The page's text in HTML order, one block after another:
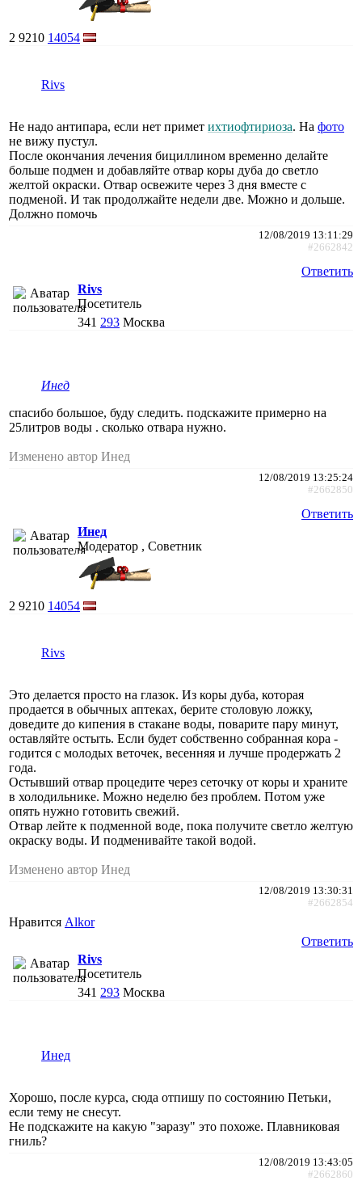
2 9210 14054
Rivs
Не надо антипара, если нет примет ихтиофтириоза. На фото
не вижу пустул.
После окончания лечения бициллином временно делайте
больше подмен и добавляйте отвар коры дуба до светло
желтой окраски. Отвар освежите через 3 дня вместе с
подменой. И так продолжайте недели две. Можно и дольше.
Должно помочь
12/08/2019 13:11:29
#2662842
Ответить
Rivs
Посетитель
341 293 Москва
Инед
спасибо большое, буду следить. подскажите примерно на
25литров воды . сколько отвара нужно.
Изменено автор Инед
12/08/2019 13:25:24
#2662850
Ответить
Инед
Модератор , Советник
2 9210 14054
Rivs
Это делается просто на глазок. Из коры дуба, которая
продается в обычных аптеках, берите столовую ложку,
доведите до кипения в стакане воды, поварите пару минут,
оставляйте остыть. Если будет собственно собранная кора -
годится с молодых веточек, весенняя и лучше продержать 2
года.
Остывший отвар процедите через сеточку от коры и храните
в холодильнике. Можно неделю без проблем. Потом уже
опять нужно готовить свежий.
Отвар лейте к подменной воде, пока получите светло желтую
окраску воды. И подменивайте такой водой.
Изменено автор Инед
12/08/2019 13:30:31
#2662854
Нравится Alkor
Ответить
Rivs
Посетитель
341 293 Москва
Инед
Хорошо, после курса, сюда отпишу по состоянию Петьки,
если тему не снесут.
Не подскажите на какую "заразу" это похоже. Плавниковая
гниль?
12/08/2019 13:43:05
#2662860